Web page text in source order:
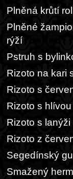
Plněná krůtí
Plněné
rýží
Pstruh s
Rizoto na kari
Rizoto s
Rizoto s
Rizoto s lanýži
Rizoto z
Segedínský
Smažený